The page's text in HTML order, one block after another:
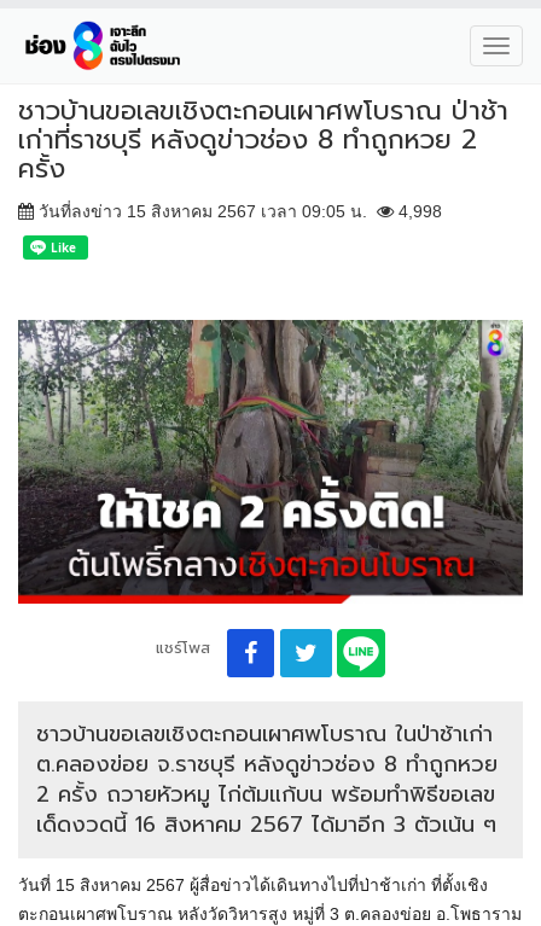
ชาวบ้านขอเลขเชิงตะกอนเผาศพโบราณ ป่าช้า
เก่าที่ราชบุรี หลังดูข่าวช่อง 8 ทำถูกหวย 2
ครั้ง
วันที่ลงข่าว 15 สิงหาคม 2567 เวลา 09:05 น. 4,998
แชร์โพส
ชาวบ้านขอเลขเชิงตะกอนเผาศพโบราณ ในป่าช้าเก่า
ต.คลองข่อย จ.ราชบุรี หลังดูข่าวช่อง 8 ทำถูกหวย
2 ครั้ง ถวายหัวหมู ไก่ต้มแก้บน พร้อมทำพิธีขอเลข
เด็ดงวดนี้ 16 สิงหาคม 2567 ได้มาอีก 3 ตัวเน้น ๆ
วันที่ 15 สิงหาคม 2567 ผู้สื่อข่าวได้เดินทางไปที่ป่าช้าเก่า ที่ตั้งเชิง
ตะกอนเผาศพโบราณ หลังวัดวิหารสูง หมู่ที่ 3 ต.คลองข่อย อ.โพธาราม